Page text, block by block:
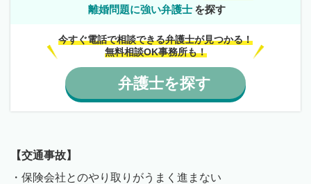
離婚問題に強い弁護士 を探す
今すぐ電話で相談できる弁護士が見つかる！
無料相談OK事務所も！
弁護士を探す
【交通事故】
・保険会社とのやり取りがうまく進まない